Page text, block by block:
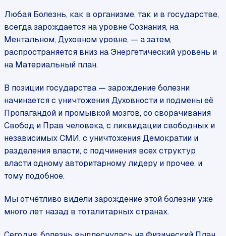
Любая Болезнь, как в организме, так и в государстве,
всегда зарождается на уровне Сознания, на
Ментальном, Духовном уровне, — а затем,
распространяется вниз на Энергетический уровень и
на Материальный план.
В позиции государства — зарождение болезни
начинается с уничтожения Духовности и подмены её
Пропагандой и промывкой мозгов, со сворачивания
Свобод и Прав человека, с ликвидации свободных и
независимых СМИ, с уничтожения Демократии и
разделения власти, с подчинения всех структур
власти одному авторитарному лидеру и прочее, и
тому подобное.
Мы отчётливо видели зарождение этой болезни уже
много лет назад в тоталитарных странах.